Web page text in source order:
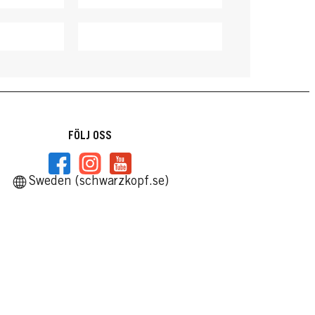
FÖLJ OSS
Sweden (schwarzkopf.se)